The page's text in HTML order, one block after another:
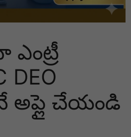
ఎంట్రీ
DEO
అప్లై చేయండి